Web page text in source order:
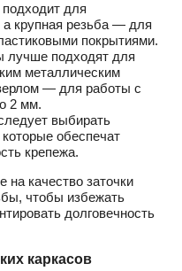
для
а крупная резьба — для
покрытиями.
лучше подходят для
металлическим
— для работы с
2 мм.
выбирать
обеспечат
крепежа.
на качество заточки
чтобы избежать
долговечность
каркасов